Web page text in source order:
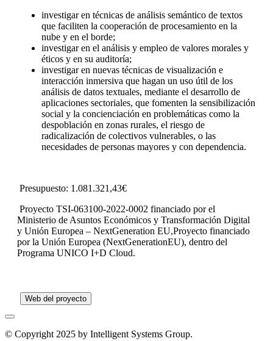
investigar en técnicas de análisis semántico de textos
que faciliten la cooperación de procesamiento en la
nube y en el borde;
investigar en el análisis y empleo de valores morales y
éticos y en su auditoría;
investigar en nuevas técnicas de visualización e
interacción inmersiva que hagan un uso útil de los
análisis de datos textuales, mediante el desarrollo de
aplicaciones sectoriales, que fomenten la sensibilización
social y la concienciación en problemáticas como la
despoblación en zonas rurales, el riesgo de
radicalización de colectivos vulnerables, o las
necesidades de personas mayores y con dependencia.
Presupuesto: 1.081.321,43€
Proyecto TSI-063100-2022-0002 financiado por el
Ministerio de Asuntos Económicos y Transformación Digital
y Unión Europea – NextGeneration EU,Proyecto financiado
por la Unión Europea (NextGenerationEU), dentro del
Programa UNICO I+D Cloud.
Web del proyecto
© Copyright 2025 by Intelligent Systems Group.